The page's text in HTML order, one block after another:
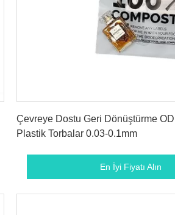
Çevreye Dostu Geri Dönüştürme
Plastik Torbalar 0.03-0.1mm
En İyi Fiyatı Alın